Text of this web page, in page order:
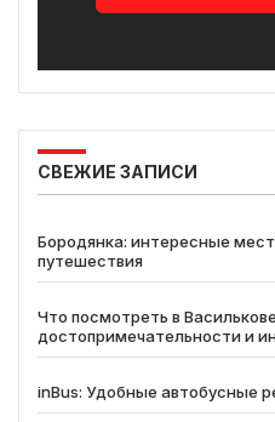
СВЕЖИЕ ЗАПИСИ
Бородянка: интересные
путешествия
Что посмотреть в
достопримечательности и
inBus: Удобные автобусные